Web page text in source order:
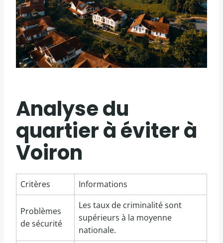
Analyse du
quartier à éviter à
Voiron
Critères Informations
Problèmes
de sécurité
Les taux de criminalité sont
supérieurs à la moyenne
nationale.